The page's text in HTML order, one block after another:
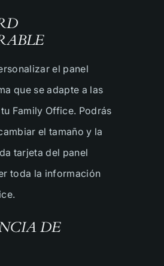
el panel
que se adapte a las
Family Office. Podrás
el tamaño y la
tarjeta del panel
toda la información
DE